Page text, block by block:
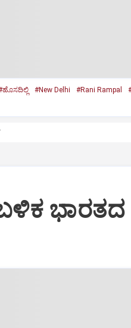
#New Delhi #Rani Rampal
ಭಾರತದ